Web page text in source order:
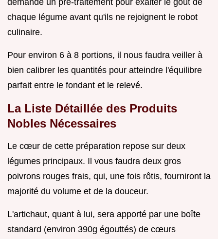
demande un pré-traitement pour exalter le goût de
chaque légume avant qu'ils ne rejoignent le robot
culinaire.
Pour environ 6 à 8 portions, il nous faudra veiller à
bien calibrer les quantités pour atteindre l'équilibre
parfait entre le fondant et le relevé.
La Liste Détaillée des Produits
Nobles Nécessaires
Le cœur de cette préparation repose sur deux
légumes principaux. Il vous faudra deux gros
poivrons rouges frais, qui, une fois rôtis, fourniront la
majorité du volume et de la douceur.
L'artichaut, quant à lui, sera apporté par une boîte
standard (environ 390g égouttés) de cœurs